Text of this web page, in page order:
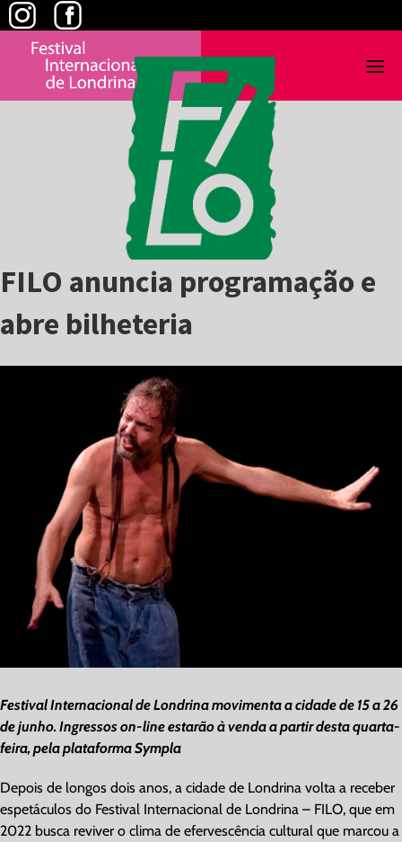
Skip
to
content
FILO anuncia programação e
abre bilheteria
Festival Internacional de Londrina movimenta a cidade de 15 a 26
de junho. Ingressos on-line estarão à venda a partir desta quarta-
feira, pela plataforma Sympla
Depois de longos dois anos, a cidade de Londrina volta a receber
espetáculos do Festival Internacional de Londrina – FILO, que em
2022 busca reviver o clima de efervescência cultural que marcou a